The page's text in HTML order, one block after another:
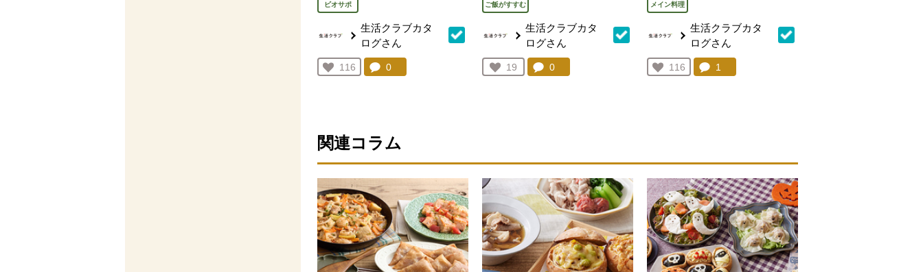
ビオサポ
生活クラブカタ
ログさん
お気に入り登録：
116
人が登録
コメント：
0
ご飯がすすむ
生活クラブカタ
ログさん
お気に入り登録：
19
人が登録
コメント：
0件。コメントを見る。
メイン料理
生活クラブカタ
ログさん
お気に入り登録：
116
人が登録
コメント：
1
関連コラム